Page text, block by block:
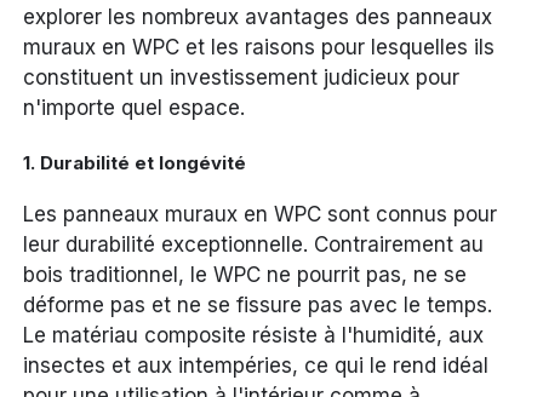
explorer les nombreux avantages des panneaux
muraux en WPC et les raisons pour lesquelles ils
constituent un investissement judicieux pour
n'importe quel espace.
1. Durabilité et longévité
Les panneaux muraux en WPC sont connus pour
leur durabilité exceptionnelle. Contrairement au
bois traditionnel, le WPC ne pourrit pas, ne se
déforme pas et ne se fissure pas avec le temps.
Le matériau composite résiste à l'humidité, aux
insectes et aux intempéries, ce qui le rend idéal